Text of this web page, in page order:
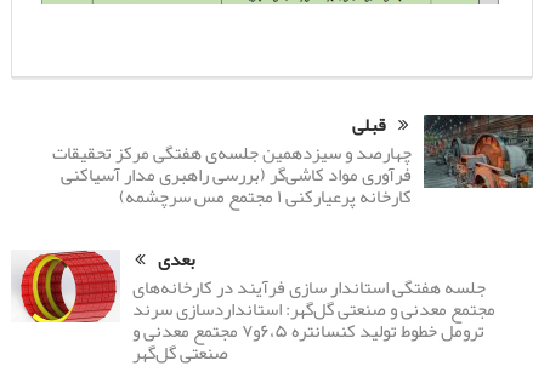
قبلی
چهارصد و سیزدهمین جلسه‌ی هفتگی مرکز تحقیقات
فرآوری مواد کاشی‌گر (بررسی راهبری مدار آسیاکنی
کارخانه پرعیارکنی ۱ مجتمع مس سرچشمه)
بعدی
جلسه هفتگی استاندار سازی فرآیند در کارخانه‌های
مجتمع معدنی و صنعتی گل‌گهر: استانداردسازی سرند
ترومل خطوط تولید کنسانتره ۶،۵و۷ مجتمع معدنی و
صنعتی گل‌گهر